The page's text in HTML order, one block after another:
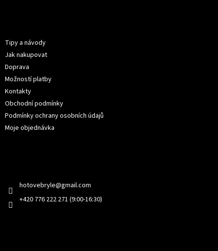
Tipy a návody
Jak nakupovat
Doprava
Možností platby
Kontakty
Obchodní podmínky
Podmínky ochrany osobních údajů
Moje objednávka
hotovebryle@gmail.com
+420 776 222 271 (9:00-16:30)